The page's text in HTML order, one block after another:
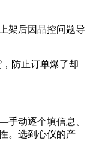
架后因品控问题导
防止订单爆了却
动逐个填信息、
。 选到 心仪的产